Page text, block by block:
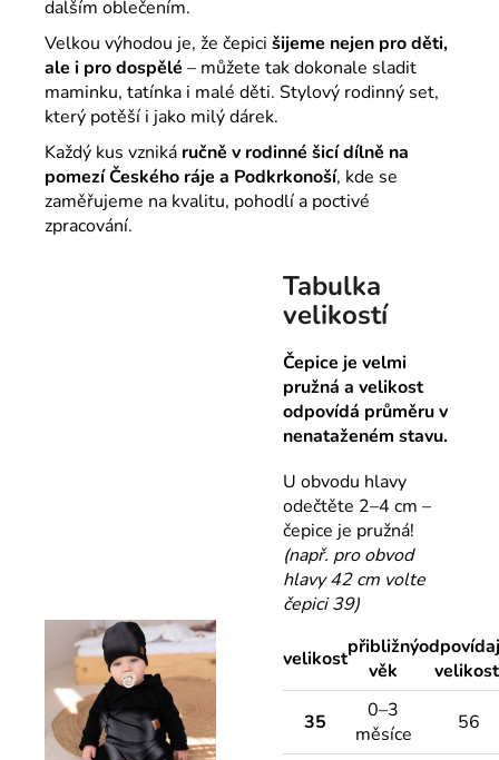
dalším oblečením.
Velkou výhodou je, že čepici šijeme nejen pro děti,
ale i pro dospělé – můžete tak dokonale sladit
maminku, tatínka i malé děti. Stylový rodinný set,
který potěší i jako milý dárek.
Každý kus vzniká ručně v rodinné šicí dílně na
pomezí Českého ráje a Podkrkonoší, kde se
zaměřujeme na kvalitu, pohodlí a poctivé
zpracování.
Tabulka
velikostí
Čepice je velmi
pružná a velikost
odpovídá průměru v
nenataženém stavu.
U obvodu hlavy
odečtěte 2–4 cm –
čepice je pružná!
(např. pro obvod
hlavy 42 cm volte
čepici 39)
velikostpřibližný
věk
35
0–3
měsíce
56